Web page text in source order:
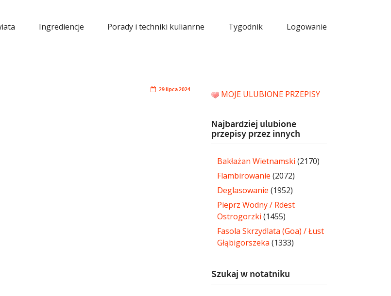
Ingrediencje Porady i techniki kulianrne Tygodnik Logowanie
29 lipca 2024 MOJE ULUBIONE PRZEPISY
Najbardziej ulubione
przepisy przez innych
Bakłażan Wietnamski (2170)
Flambirowanie (2072)
Deglasowanie (1952)
Pieprz Wodny / Rdest
Ostrogorzki (1455)
Fasola Skrzydlata (Goa) / Łust
Głąbigorszeka (1333)
Szukaj w notatniku